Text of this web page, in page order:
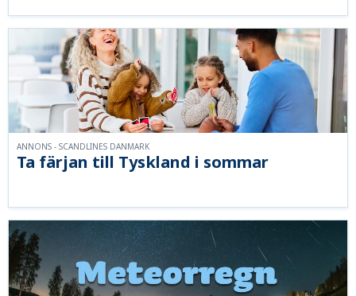
Ta färjan till Tyskland i sommar
ANNONS - SCANDLINES DANMARK